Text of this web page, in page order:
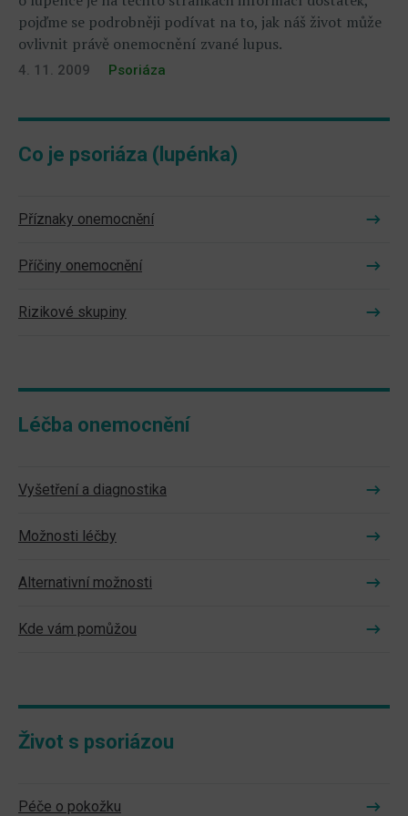
pojďme se podrobněji podívat na to, jak náš život může
ovlivnit právě onemocnění zvané lupus.
4. 11. 2009 Psoriáza
Co je psoriáza (lupénka)
Příznaky onemocnění
Příčiny onemocnění
Rizikové skupiny
Léčba onemocnění
Vyšetření a diagnostika
Možnosti léčby
Alternativní možnosti
Kde vám pomůžou
Život s psoriázou
Péče o pokožku